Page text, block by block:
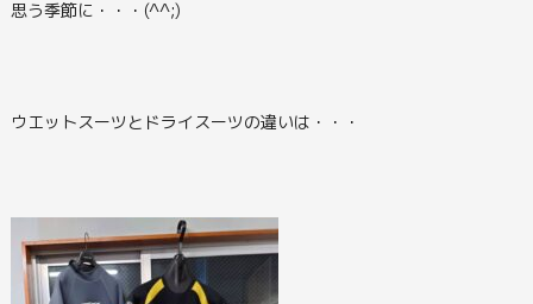
思う季節に・・・(^^;)
ウエットスーツとドライスーツの違いは・・・